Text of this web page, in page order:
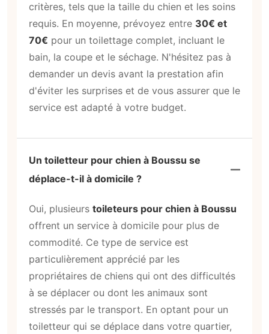
critères, tels que la taille du chien et les soins
requis. En moyenne, prévoyez entre 30€ et
70€ pour un toilettage complet, incluant le
bain, la coupe et le séchage. N'hésitez pas à
demander un devis avant la prestation afin
d'éviter les surprises et de vous assurer que le
service est adapté à votre budget.
Un toiletteur pour chien à Boussu se
déplace-t-il à domicile ?
Oui, plusieurs toileteurs pour chien à Boussu
offrent un service à domicile pour plus de
commodité. Ce type de service est
particulièrement apprécié par les
propriétaires de chiens qui ont des difficultés
à se déplacer ou dont les animaux sont
stressés par le transport. En optant pour un
toiletteur qui se déplace dans votre quartier,